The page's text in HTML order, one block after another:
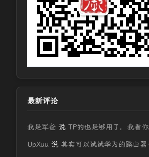
最新评论
我是军爸 说 TP的也是够用了，我看
UpXuu 说 其实可以试试华为的路由